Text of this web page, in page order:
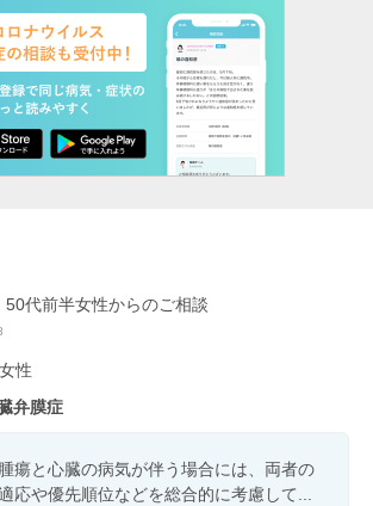
50代前半女性からのご相談
性
弁膜症
瘍と心臓の病気が伴う場合には、両者の
応や優先順位などを総合的に考慮して...